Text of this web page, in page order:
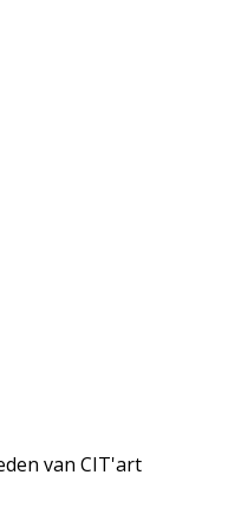
van CIT'art